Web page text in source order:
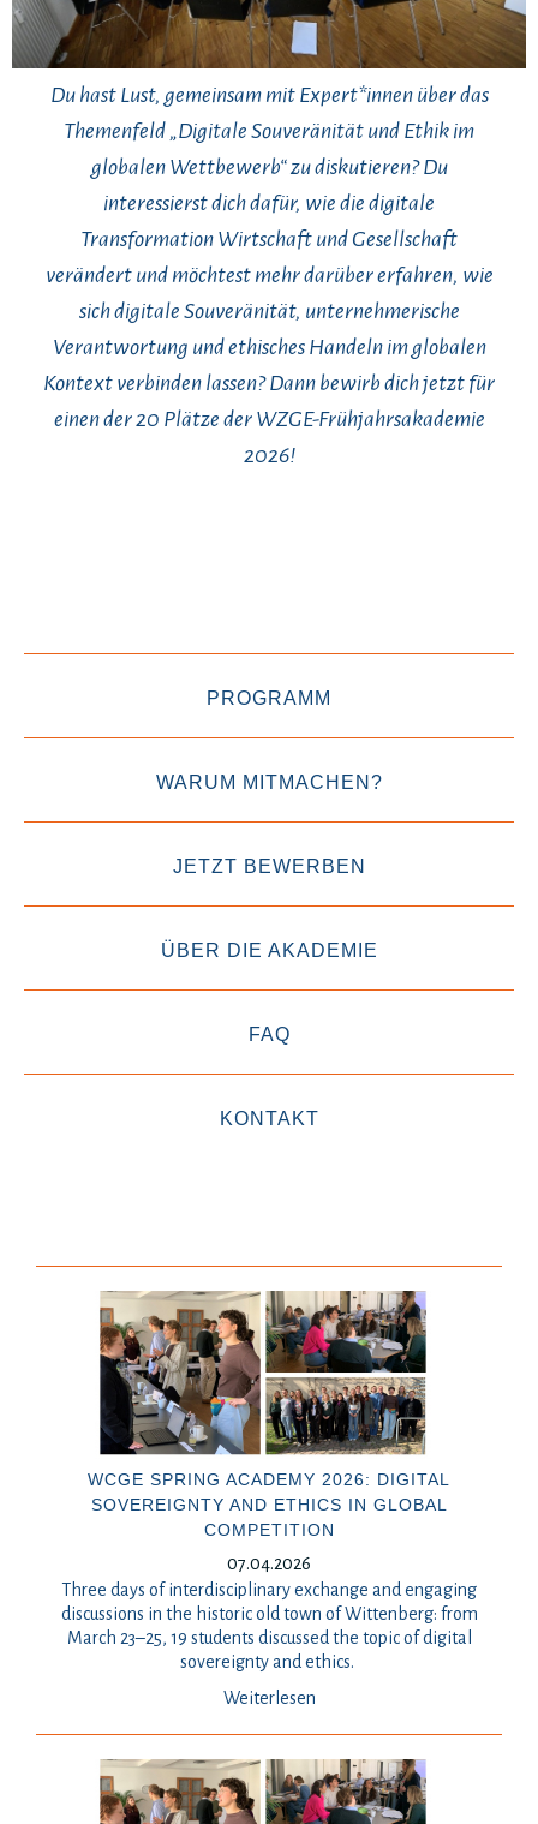
Du hast Lust, gemeinsam mit Expert*innen über das
Themenfeld „Digitale Souveränität und Ethik im
globalen Wettbewerb“ zu diskutieren? Du
interessierst dich dafür, wie die digitale
Transformation Wirtschaft und Gesellschaft
verändert und möchtest mehr darüber erfahren, wie
sich digitale Souveränität, unternehmerische
Verantwortung und ethisches Handeln im globalen
Kontext verbinden lassen? Dann bewirb dich jetzt für
einen der 20 Plätze der WZGE-Frühjahrsakademie
2026!
PROGRAMM
WARUM MITMACHEN?
JETZT BEWERBEN
ÜBER DIE AKADEMIE
FAQ
KONTAKT
WCGE SPRING ACADEMY 2026: DIGITAL
SOVEREIGNTY AND ETHICS IN GLOBAL
COMPETITION
07.04.2026
Three days of interdisciplinary exchange and engaging
discussions in the historic old town of Wittenberg: from
March 23–25, 19 students discussed the topic of digital
sovereignty and ethics.
Weiterlesen